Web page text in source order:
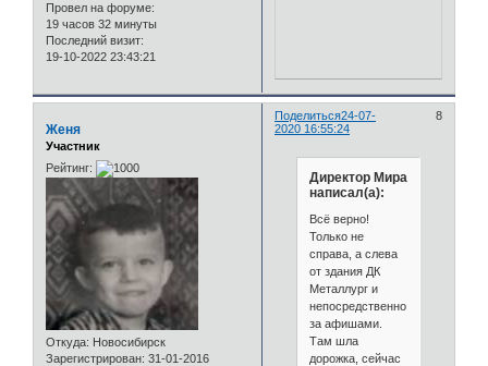
Провел на форуме:
19 часов 32 минуты
Последний визит:
19-10-2022 23:43:21
Поделиться 8
24-07-
2020 16:55:24
Женя
Участник
Рейтинг:
Откуда: Новосибирск
Зарегистрирован: 31-01-2016
Директор Мира
написал(а):
Всё верно!
Только не
справа, а слева
от здания ДК
Металлург и
непосредственно
за афишами.
Там шла
дорожка, сейчас